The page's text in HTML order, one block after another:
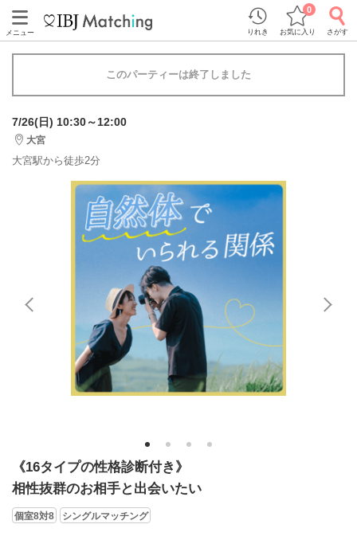
メニュー りれき お気に入り
0
さがす
このパーティーは終了しました
7/26(日) 10:30～12:00
大宮
大宮駅から徒歩2分
1 2 3 4
《16タイプの性格診断付き》
相性抜群のお相手と出会いたい
個室8対8 シングルマッチング